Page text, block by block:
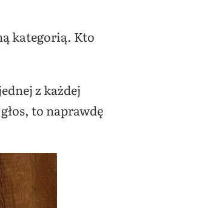
kategorią. Kto
z każdej
to naprawdę